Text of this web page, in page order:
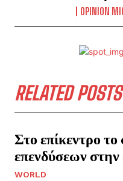
OPINION
RELATED POSTS
Στο επίκεντρο το
επενδύσεων
WORLD